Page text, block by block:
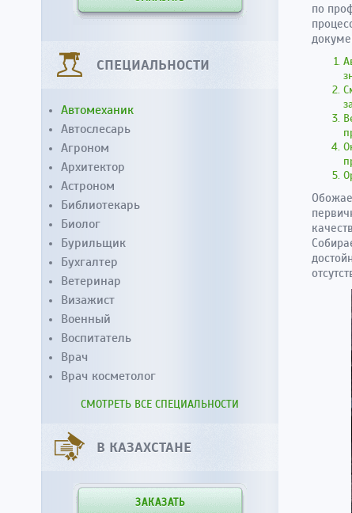
по
СПЕЦИАЛЬНОСТИ
Автомеханик
Автослесарь
Агроном
Архитектор
Астроном
Библиотекарь
Биолог
Бурильщик
Бухгалтер
Ветеринар
Визажист
Военный
Воспитатель
Врач
Врач косметолог
СМОТРЕТЬ ВСЕ СПЕЦИАЛЬНОСТИ
В КАЗАХСТАНЕ
ЗАКАЗАТЬ